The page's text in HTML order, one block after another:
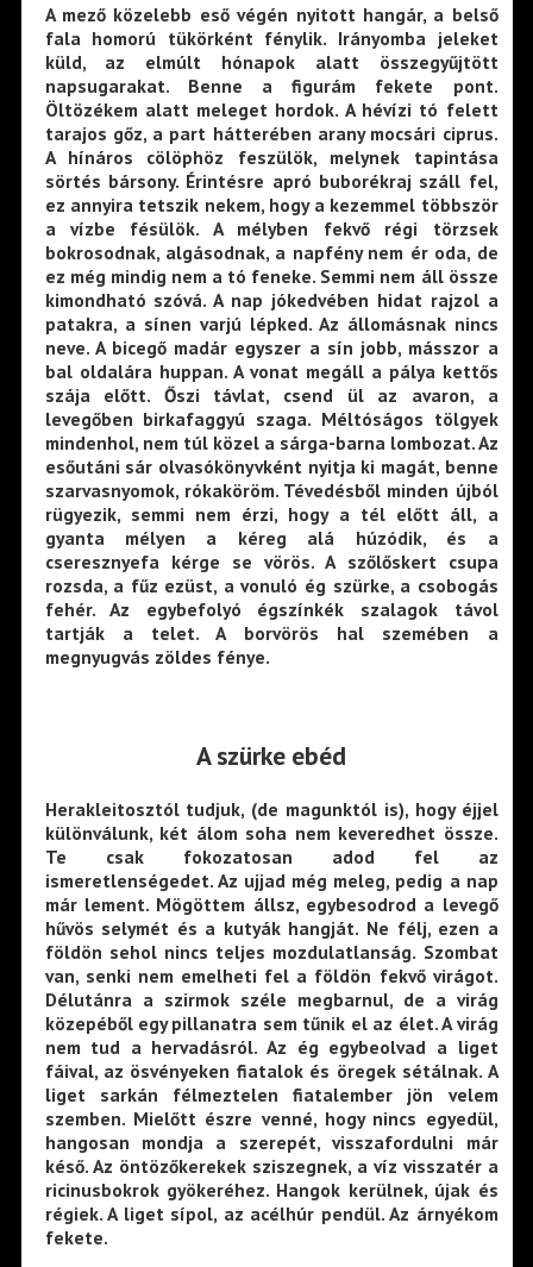
A mező közelebb eső végén nyitott hangár, a belső
fala homorú tükörként fénylik. Irányomba jeleket
küld, az elmúlt hónapok alatt összegyűjtött
napsugarakat. Benne a figurám fekete pont.
Öltözékem alatt meleget hordok. A hévízi tó felett
tarajos gőz, a part hátterében arany mocsári ciprus.
A hínáros cölöphöz feszülök, melynek tapintása
sörtés bársony. Érintésre apró buborékraj száll fel,
ez annyira tetszik nekem, hogy a kezemmel többször
a vízbe fésülök. A mélyben fekvő régi törzsek
bokrosodnak, algásodnak, a napfény nem ér oda, de
ez még mindig nem a tó feneke. Semmi nem áll össze
kimondható szóvá. A nap jókedvében hidat rajzol a
patakra, a sínen varjú lépked. Az állomásnak nincs
neve. A bicegő madár egyszer a sín jobb, másszor a
bal oldalára huppan. A vonat megáll a pálya kettős
szája előtt. Őszi távlat, csend ül az avaron, a
levegőben birkafaggyú szaga. Méltóságos tölgyek
mindenhol, nem túl közel a sárga-barna lombozat. Az
esőutáni sár olvasókönyvként nyitja ki magát, benne
szarvasnyomok, rókaköröm. Tévedésből minden újból
rügyezik, semmi nem érzi, hogy a tél előtt áll, a
gyanta mélyen a kéreg alá húzódik, és a
cseresznyefa kérge se vörös. A szőlőskert csupa
rozsda, a fűz ezüst, a vonuló ég szürke, a csobogás
fehér. Az egybefolyó égszínkék szalagok távol
tartják a telet. A borvörös hal szemében a
megnyugvás zöldes fénye.
A szürke ebéd
Herakleitosztól tudjuk, (de magunktól is), hogy éjjel
különválunk, két álom soha nem keveredhet össze.
Te csak fokozatosan adod fel az
ismeretlenségedet. Az ujjad még meleg, pedig a nap
már lement. Mögöttem állsz, egybesodrod a levegő
hűvös selymét és a kutyák hangját. Ne félj, ezen a
földön sehol nincs teljes mozdulatlanság. Szombat
van, senki nem emelheti fel a földön fekvő virágot.
Délutánra a szirmok széle megbarnul, de a virág
közepéből egy pillanatra sem tűnik el az élet. A virág
nem tud a hervadásról. Az ég egybeolvad a liget
fáival, az ösvényeken fiatalok és öregek sétálnak. A
liget sarkán félmeztelen fiatalember jön velem
szemben. Mielőtt észre venné, hogy nincs egyedül,
hangosan mondja a szerepét, visszafordulni már
késő. Az öntözőkerekek sziszegnek, a víz visszatér a
ricinusbokrok gyökeréhez. Hangok kerülnek, újak és
régiek. A liget sípol, az acélhúr pendül. Az árnyékom
fekete.